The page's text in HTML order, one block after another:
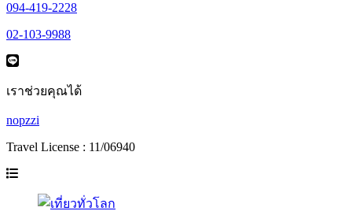
094-419-2228
02-103-9988
เราช่วยคุณได้
nopzzi
Travel License : 11/06940